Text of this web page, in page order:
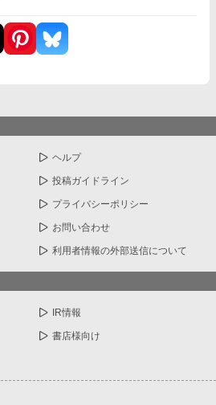
ヘルプ
投稿ガイドライン
プライバシーポリシー
お問い合わせ
利用者情報の外部送信について
IR情報
書店様向け